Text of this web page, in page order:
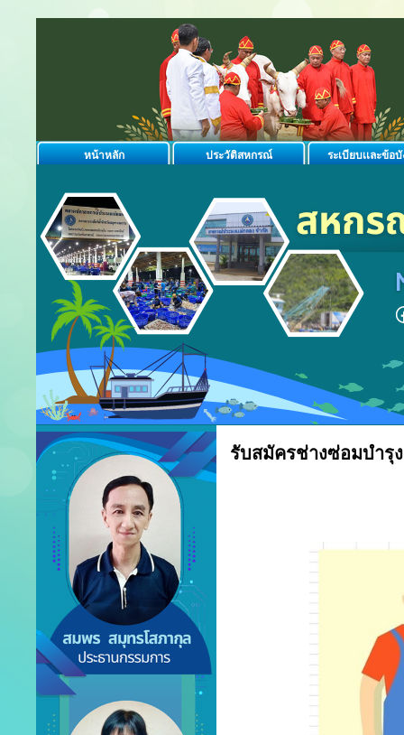
หน้าหลัก ประวัติสหกรณ์ ระเบียบเเละข้อ
รับสมัครช่างซ่อมบำรุง